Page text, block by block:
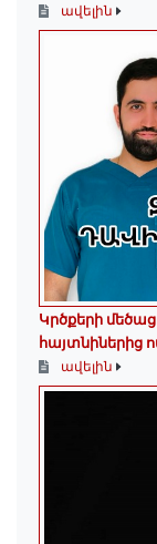
ավելին
Կրծքերի
հայտնիներից
ավելին